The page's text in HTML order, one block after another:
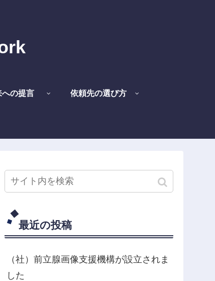
への提言 依頼先の選び方
最近の投稿
（社）前立腺画像支援機構が設立されま
した